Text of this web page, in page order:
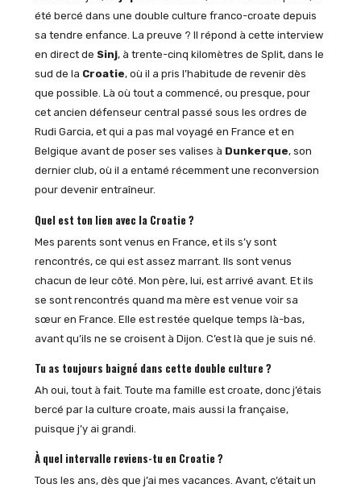
été bercé dans une double culture franco-croate depuis
sa tendre enfance. La preuve ? Il répond à cette interview
en direct de Sinj, à trente-cinq kilomètres de Split, dans le
sud de la Croatie, où il a pris l’habitude de revenir dès
que possible. Là où tout a commencé, ou presque, pour
cet ancien défenseur central passé sous les ordres de
Rudi Garcia, et qui a pas mal voyagé en France et en
Belgique avant de poser ses valises à Dunkerque, son
dernier club, où il a entamé récemment une reconversion
pour devenir entraîneur.
Quel est ton lien avec la Croatie ?
Mes parents sont venus en France, et ils s’y sont
rencontrés, ce qui est assez marrant. Ils sont venus
chacun de leur côté. Mon père, lui, est arrivé avant. Et ils
se sont rencontrés quand ma mère est venue voir sa
sœur en France. Elle est restée quelque temps là-bas,
avant qu’ils ne se croisent à Dijon. C’est là que je suis né.
Tu as toujours baigné dans cette double culture ?
Ah oui, tout à fait. Toute ma famille est croate, donc j’étais
bercé par la culture croate, mais aussi la française,
puisque j’y ai grandi.
À quel intervalle reviens-tu en Croatie ?
Tous les ans, dès que j’ai mes vacances. Avant, c’était un